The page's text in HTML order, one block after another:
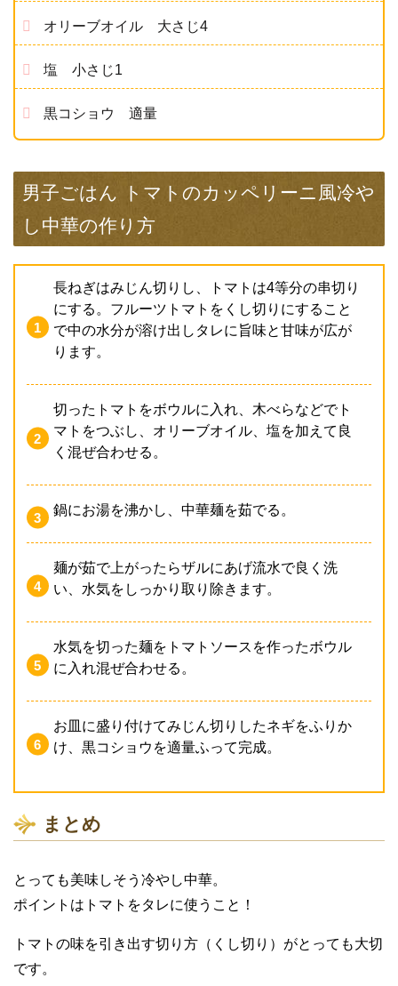
オリーブオイル 大さじ4
塩 小さじ1
黒コショウ 適量
男子ごはん トマトのカッペリーニ風冷や
し中華の作り方
長ねぎはみじん切りし、トマトは4等分の串切り
にする。フルーツトマトをくし切りにすること
で中の水分が溶け出しタレに旨味と甘味が広が
ります。
切ったトマトをボウルに入れ、木べらなどでト
マトをつぶし、オリーブオイル、塩を加えて良
く混ぜ合わせる。
鍋にお湯を沸かし、中華麺を茹でる。
麺が茹で上がったらザルにあげ流水で良く洗
い、水気をしっかり取り除きます。
水気を切った麺をトマトソースを作ったボウル
に入れ混ぜ合わせる。
お皿に盛り付けてみじん切りしたネギをふりか
け、黒コショウを適量ふって完成。
まとめ
とっても美味しそう冷やし中華。
ポイントはトマトをタレに使うこと！
トマトの味を引き出す切り方（くし切り）がとっても大切
です。